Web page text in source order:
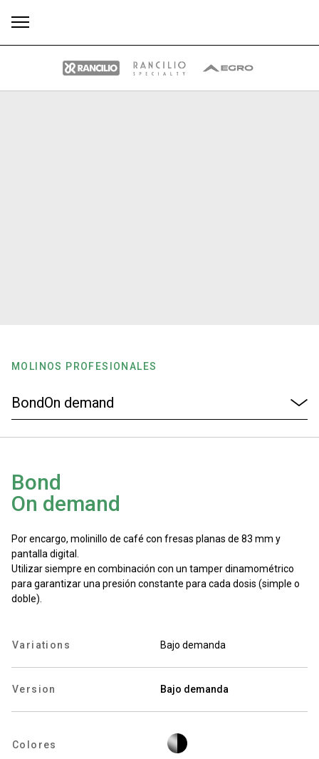
MOLINOS PROFESIONALES
Bond
On demand
Por encargo, molinillo de café con fresas planas de 83 mm y
pantalla digital.
Utilizar siempre en combinación con un tamper dinamométrico
para garantizar una presión constante para cada dosis (simple o
doble).
Variations Bajo demanda
Version Bajo demanda
Colores
Nuestros laboratorios
Sostenibilidad
Connect
Contacto
Política de Privacidad